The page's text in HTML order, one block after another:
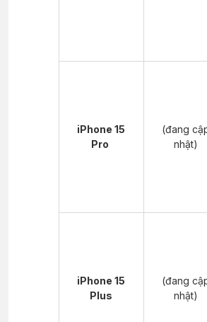
iPhone 15
Pro
(đang
nhật)
iPhone 15
Plus
(đang
nhật)